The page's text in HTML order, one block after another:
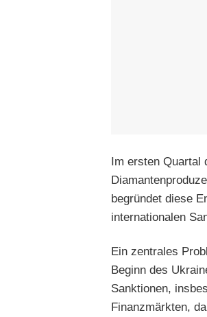
Im ersten Quartal
begründet diese
internationalen
Ein zentrales
Beginn des
Sanktionen,
Finanzmärkten,